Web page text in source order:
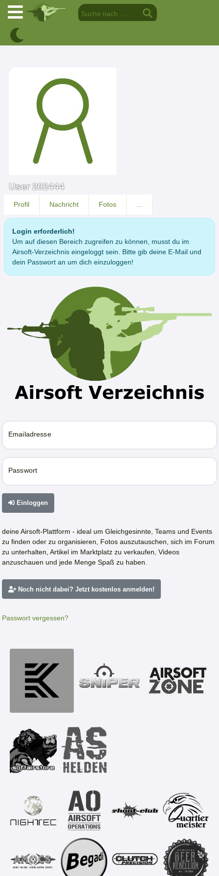
User 202444
Profil Nachricht Fotos
Login erforderlich!
Um auf diesen Bereich zugreifen zu können, musst du im
Airsoft-Verzeichnis eingeloggt sein. Bitte gib deine E-Mail und
dein Passwort an um dich einzuloggen!
Emailadresse
Passwort
Einloggen
deine Airsoft-Plattform - ideal um Gleichgesinnte, Teams und Events
zu finden oder zu organisieren, Fotos auszutauschen, sich im Forum
zu unterhalten, Artikel im Marktplatz zu verkaufen, Videos
anzuschauen und jede Menge Spaß zu haben.
Noch nicht dabei? Jetzt kostenlos anmelden!
Passwort vergessen?